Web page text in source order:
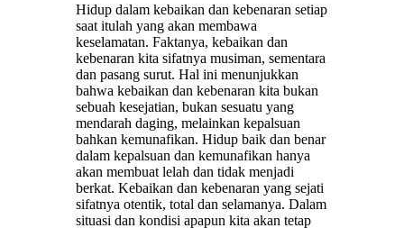
Hidup dalam kebaikan dan kebenaran setiap
saat itulah yang akan membawa
keselamatan. Faktanya, kebaikan dan
kebenaran kita sifatnya musiman, sementara
dan pasang surut. Hal ini menunjukkan
bahwa kebaikan dan kebenaran kita bukan
sebuah kesejatian, bukan sesuatu yang
mendarah daging, melainkan kepalsuan
bahkan kemunafikan. Hidup baik dan benar
dalam kepalsuan dan kemunafikan hanya
akan membuat lelah dan tidak menjadi
berkat. Kebaikan dan kebenaran yang sejati
sifatnya otentik, total dan selamanya. Dalam
situasi dan kondisi apapun kita akan tetap